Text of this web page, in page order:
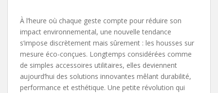
À l’heure où chaque geste compte pour réduire son
impact environnemental, une nouvelle tendance
s’impose discrètement mais sûrement : les housses sur
mesure éco-conçues. Longtemps considérées comme
de simples accessoires utilitaires, elles deviennent
aujourd’hui des solutions innovantes mêlant durabilité,
performance et esthétique. Une petite révolution qui